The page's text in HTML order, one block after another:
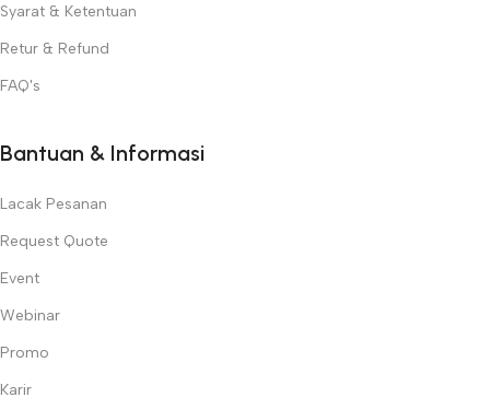
Syarat & Ketentuan
Retur & Refund
FAQ's
Bantuan & Informasi
Lacak Pesanan
Request Quote
Event
Webinar
Promo
Karir